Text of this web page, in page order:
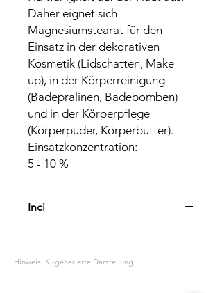
Daher eignet sich
Magnesiumstearat für den
Einsatz in der dekorativen
Kosmetik (Lidschatten, Make-
up), in der Körperreinigung
(Badepralinen, Badebomben)
und in der Körperpflege
(Körperpuder, Körperbutter).
Einsatzkonzentration:
5 - 10 %
Inci
Hinweis: KI-generierte Darstellung